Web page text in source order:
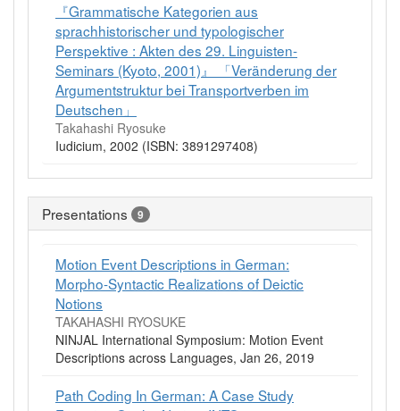
『Grammatische Kategorien aus
sprachhistorischer und typologischer
Perspektive : Akten des 29. Linguisten-
Seminars (Kyoto, 2001)』 「Veränderung der
Argumentstruktur bei Transportverben im
Deutschen」
Takahashi Ryosuke
Iudicium, 2002 (ISBN: 3891297408)
Presentations 9
Motion Event Descriptions in German:
Morpho-Syntactic Realizations of Deictic
Notions
TAKAHASHI RYOSUKE
NINJAL International Symposium: Motion Event
Descriptions across Languages, Jan 26, 2019
Path Coding In German: A Case Study